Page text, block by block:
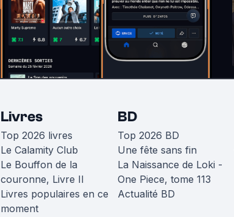
Livres
Top 2026 livres
Le Calamity Club
Le Bouffon de la
couronne, Livre II
Livres populaires en ce
moment
BD
Top 2026 BD
Une fête sans fin
La Naissance de Loki -
One Piece, tome 113
Actualité BD